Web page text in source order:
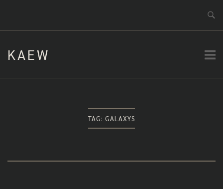
KAEW
TAG: GALAXYS